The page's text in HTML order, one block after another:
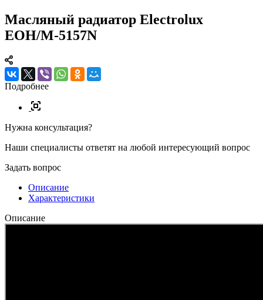
Масляный радиатор Electrolux
EOH/M-5157N
Подробнее
Нужна консультация?
Наши специалисты ответят на любой интересующий вопрос
Задать вопрос
Описание
Характеристики
Описание